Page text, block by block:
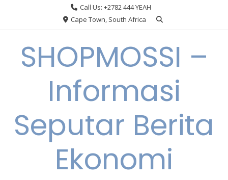
Call Us: +2782 444 YEAH
Cape Town, South Africa
SHOPMOSSI –
Informasi
Seputar Berita
Ekonomi